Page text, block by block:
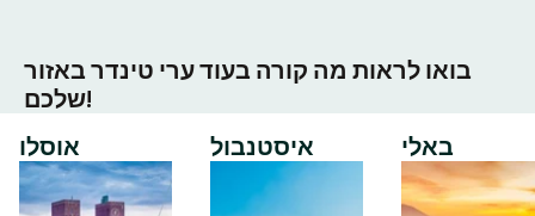
בואו לראות מה קורה בעוד ערי טינדר באזור
שלכם!
אוסלו
איסטנבול באלי